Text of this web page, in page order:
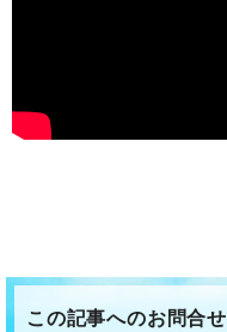
この記事へのお問合せ